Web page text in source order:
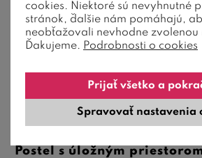
Posteľ s úložným
cookies. Niektoré sú nevyhnutné
stránok, ďalšie nám pomáhajú,
neobťažovali nevhodne zvolenou
Ďakujeme. Podrobnosti o cookies
Spravovať nastavenia
Prijať všetko a